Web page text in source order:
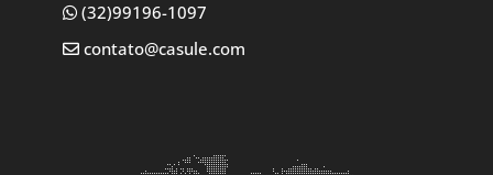
(32)99196-1097
contato@casule.com